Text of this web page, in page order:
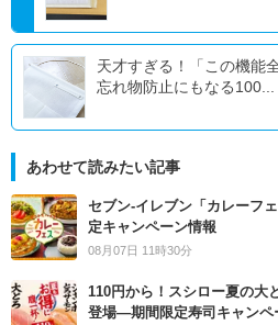
天才すぎる！「この機能
忘れ物防止にもなる100...
あわせて読みたい記事
セブン‐イレブン「カレーフ
定キャンペーン情報
08月07日 11時30分
110円から！スシロー夏の大
登場―期間限定寿司キャンペ